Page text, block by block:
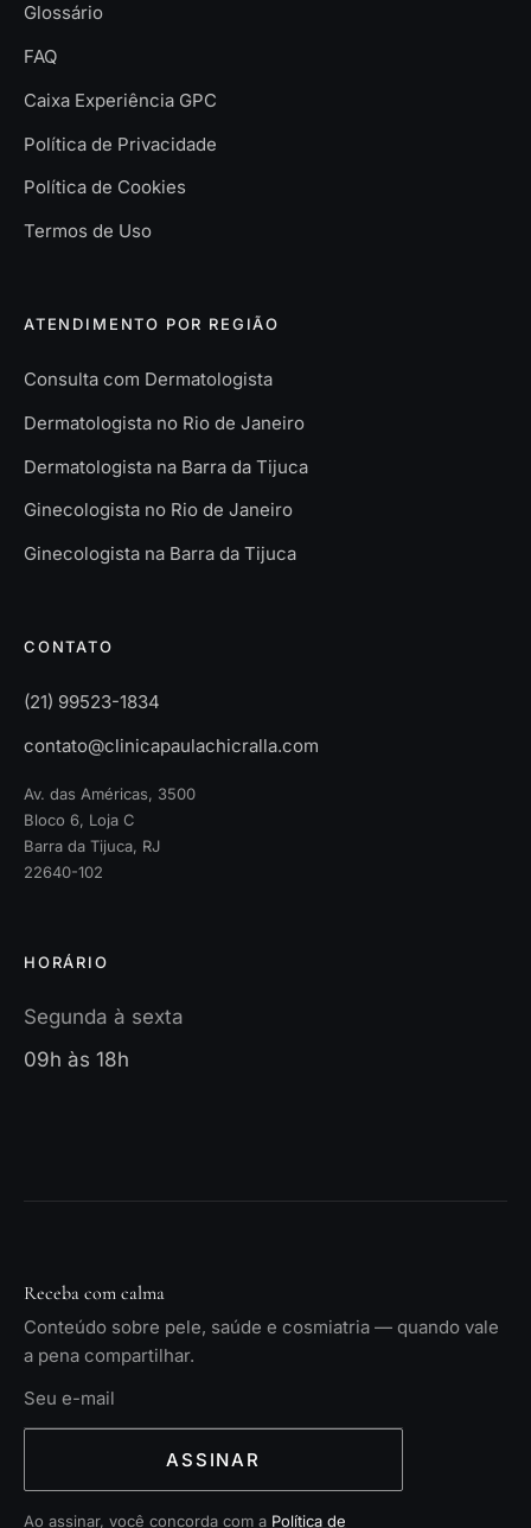
Glossário
FAQ
Caixa Experiência GPC
Política de Privacidade
Política de Cookies
Termos de Uso
ATENDIMENTO POR REGIÃO
Consulta com Dermatologista
Dermatologista no Rio de Janeiro
Dermatologista na Barra da Tijuca
Ginecologista no Rio de Janeiro
Ginecologista na Barra da Tijuca
CONTATO
(21) 99523-1834
contato@clinicapaulachicralla.com
Av. das Américas, 3500
Bloco 6, Loja C
Barra da Tijuca, RJ
22640-102
HORÁRIO
Segunda à sexta
09h às 18h
Receba com calma
Conteúdo sobre pele, saúde e cosmiatria — quando vale
a pena compartilhar.
ASSINAR
Ao assinar, você concorda com a Política de